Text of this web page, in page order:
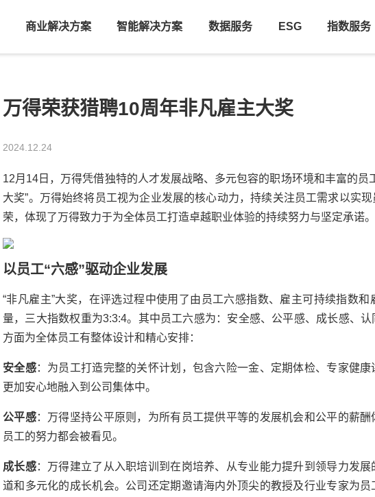
商业解决方案 智能解决方案 数据服务 ESG 指数服务
万得荣获猎聘10周年非凡雇主大奖
2024.12.24
12月14日， 万得凭借独特的人才发展战略、多元包容的职场环境和丰富的员
大奖”。 万得始终将员工视为企业发展的核心动力，持续关注员工需求以实现
荣，体现了万得致力于为全体员工打造卓越职业体验的持续努力与坚定承诺。
以员工“六感”驱动企业发展
“非凡雇主”大奖，在评选过程中使用了由员工六感指数、雇主可持续指数
量，三大指数权重为3:3:4。其中员工六感为：安全感、公平感、成长感、认
方面为全体员工有整体设计和精心安排：
安全感：为员工打造完整的关怀计划，包含六险一金、定期体检、专家健
更加安心地融入到公司集体中。
公平感： 万得坚持公平原则，为所有员工提供平等的发展机会和公平的薪
员工的努力都会被看见。
成长感： 万得建立了从入职培训到在岗培养、从专业能力提升到领导力发
道和多元化的成长机会。公司还定期邀请海内外顶尖的教授及行业专家为